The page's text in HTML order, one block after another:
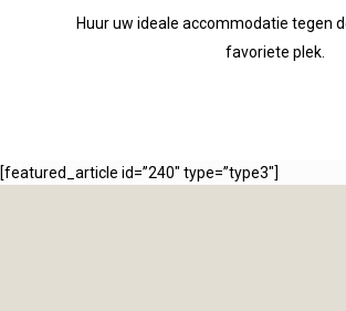
Huur uw ideale accommodatie tegen
favoriete plek.
[featured_article id=”240″ type=”type3″]